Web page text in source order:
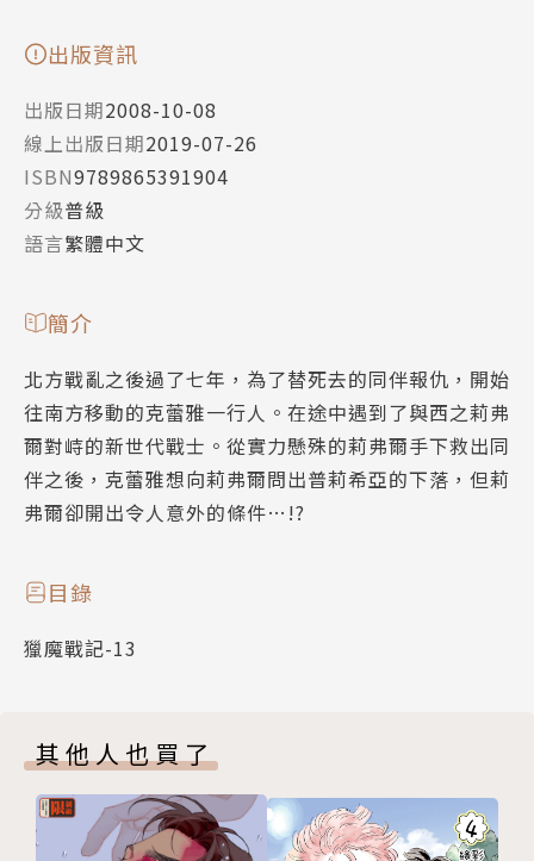
出版資訊
出版日期2008-10-08
線上出版日期2019-07-26
ISBN9789865391904
分級普級
語言繁體中文
簡介
北方戰亂之後過了七年，為了替死去的同伴報仇，開始
往南方移動的克蕾雅一行人。在途中遇到了與西之莉弗
爾對峙的新世代戰士。從實力懸殊的莉弗爾手下救出同
伴之後，克蕾雅想向莉弗爾問出普莉希亞的下落，但莉
弗爾卻開出令人意外的條件…!?
目錄
獵魔戰記-13
其他人也買了